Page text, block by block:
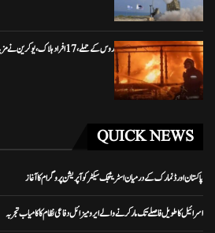
روس کے حملے، 17 افراد ہلاک، یوکرین نے مزید فضائی دفاعی نظام کا...
QUICK NEWS
پاکستان اور ڈنمارک کے درمیان اسٹریٹجک سیکٹر کوآپریشن پروگرام کا آغاز
اسرائیل کا طویل فاصلے تک مار کرنے والے ایرو میزائل دفاعی نظام کا کامیاب تجربہ